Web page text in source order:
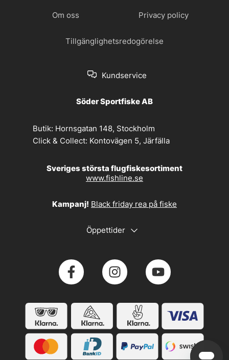
Om oss Privacy policy
Tillgänglighetsredogörelse
Kundservice
Söder Sportfiske AB
Butik: Hornsgatan 148, Stockholm
Click & Collect: Kontovägen 5, Järfälla
Sveriges största flugfiskesortiment
www.fishline.se
Kampanj! Black friday rea på fiske
Öppettider